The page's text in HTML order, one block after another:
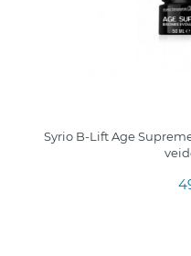
Syrio B-Lift Age